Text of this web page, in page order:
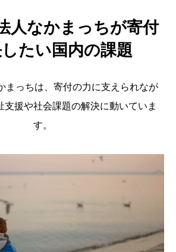
人なかまっちが寄付
たい国内の課題
まっちは、寄付の力に支えられなが
支援や社会課題の解決に動いていま
す。